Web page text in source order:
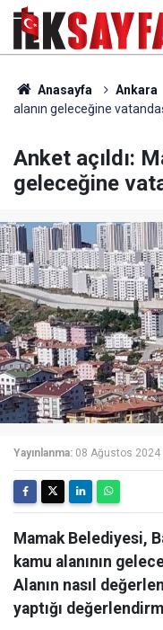
Anasayfa Ankara
alanın geleceğine
Anket açıldı:
geleceğine
Yayınlanma: 08 Ağustos 2024
Mamak Belediyesi,
kamu alanının
Alanın nasıl
yaptığı